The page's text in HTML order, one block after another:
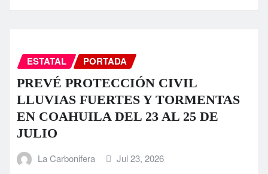
ESTATAL PORTADA
PREVÉ PROTECCIÓN CIVIL
LLUVIAS FUERTES Y TORMENTAS
EN COAHUILA DEL 23 AL 25 DE
JULIO
La Carbonifera Jul 23, 2026